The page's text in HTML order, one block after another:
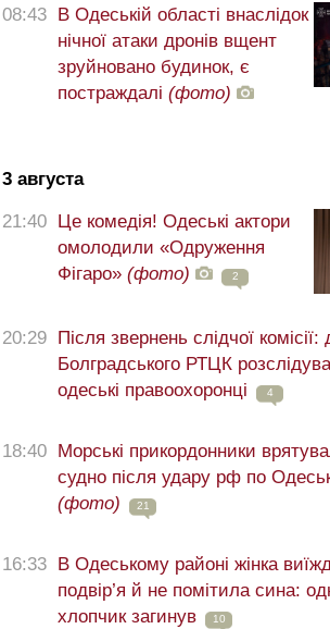
08:43
В Одеській області внаслідок
нічної атаки дронів вщент
зруйновано будинок, є
постраждалі (фото)
3 августа
21:40
Це комедія! Одеські актори
омолодили «Одруження
Фігаро» (фото) 2
20:29
Після звернень слідчої комісії:
Болградського РТЦК
одеські правоохоронці
4
18:40
Морські прикордонники
судно після удару рф по
(фото)
21
16:33
В Одеському районі жінка
подвір’я й не помітила сина:
хлопчик загинув
10